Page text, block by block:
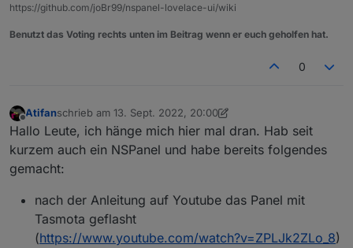
https://github.com/joBr99/nspanel-lovelace-ui/wiki
Benutzt das Voting rechts unten im Beitrag wenn er euch geholfen hat.
0
Offline
Atifanschrieb am 13. Sept. 2022, 20:00
zuletzt editiert von Atifan
Hallo Leute, ich hänge mich hier mal dran. Hab seit
kurzem auch ein NSPanel und habe bereits folgendes
gemacht:
nach der Anleitung auf Youtube das Panel mit
Tasmota geflasht
(https://www.youtube.com/watch?v=ZPLJk2ZLo_8)